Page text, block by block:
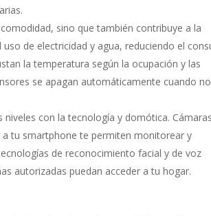
sino que también contribuye a la
de electricidad y agua, reduciendo el
la temperatura según la ocupación y las
se apagan automáticamente cuando
niveles con la tecnología y domótica.
tu smartphone te permiten monitorear y
de reconocimiento facial y de voz
autorizadas puedan acceder a tu hogar.